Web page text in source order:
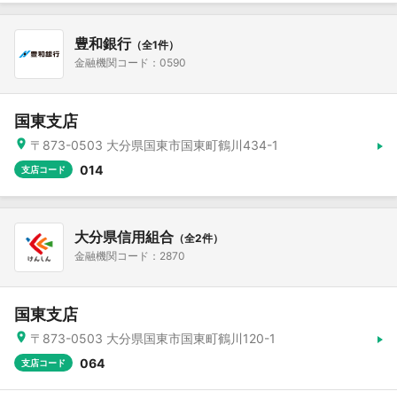
豊和銀行（全1件）
金融機関コード：0590
国東支店
〒873-0503 大分県国東市国東町鶴川434-1
支店コード 014
大分県信用組合 （全2件）
金融機関コード：2870
国東支店
〒873-0503 大分県国東市国東町鶴川120-1
支店コード 064